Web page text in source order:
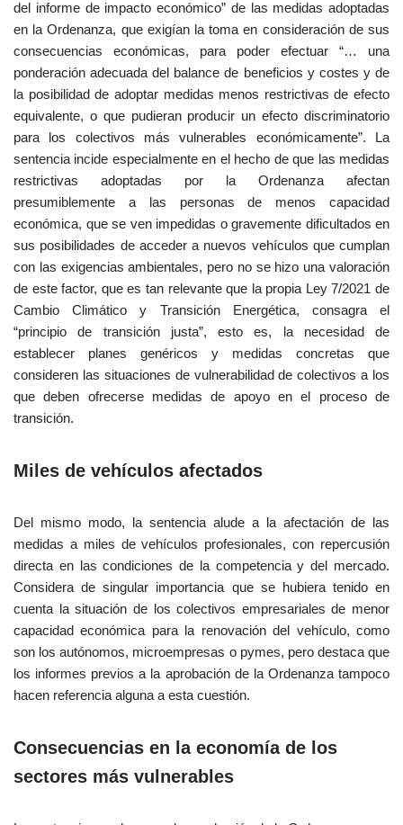
del informe de impacto económico” de las medidas adoptadas
en la Ordenanza, que exigían la toma en consideración de sus
consecuencias económicas, para poder efectuar “… una
ponderación adecuada del balance de beneficios y costes y de
la posibilidad de adoptar medidas menos restrictivas de efecto
equivalente, o que pudieran producir un efecto discriminatorio
para los colectivos más vulnerables económicamente”. La
sentencia incide especialmente en el hecho de que las medidas
restrictivas adoptadas por la Ordenanza afectan
presumiblemente a las personas de menos capacidad
económica, que se ven impedidas o gravemente dificultados en
sus posibilidades de acceder a nuevos vehículos que cumplan
con las exigencias ambientales, pero no se hizo una valoración
de este factor, que es tan relevante que la propia Ley 7/2021 de
Cambio Climático y Transición Energética, consagra el
“principio de transición justa”, esto es, la necesidad de
establecer planes genéricos y medidas concretas que
consideren las situaciones de vulnerabilidad de colectivos a los
que deben ofrecerse medidas de apoyo en el proceso de
transición.
Miles de vehículos afectados
Del mismo modo, la sentencia alude a la afectación de las
medidas a miles de vehículos profesionales, con repercusión
directa en las condiciones de la competencia y del mercado.
Considera de singular importancia que se hubiera tenido en
cuenta la situación de los colectivos empresariales de menor
capacidad económica para la renovación del vehículo, como
son los autónomos, microempresas o pymes, pero destaca que
los informes previos a la aprobación de la Ordenanza tampoco
hacen referencia alguna a esta cuestión.
Consecuencias en la economía de los
sectores más vulnerables